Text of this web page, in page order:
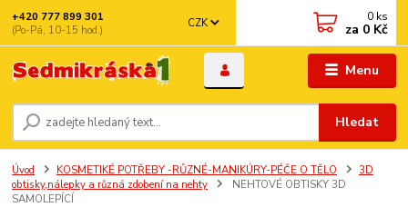
Menu
CZK
Hledat
+420 777 899 301
(Po-Pá, 10-15 hod.)
0 ks
za 0 Kč
Úvod KOSMETIKÉ POTŘEBY -RŮZNÉ-MANIKÚRY-PÉČE O TĚLO
3D
obtisky,nálepky a různá zdobení na nehty
NEHTOVÉ OBTISKY 3D
SAMOLEPÍCÍ